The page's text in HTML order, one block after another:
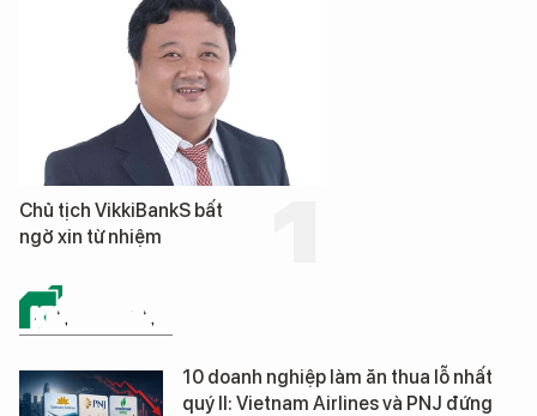
Chủ tịch VikkiBankS bất
ngờ xin từ nhiệm
KINH DOANH
10 doanh nghiệp làm ăn thua lỗ nhất
quý II: Vietnam Airlines và PNJ đứng